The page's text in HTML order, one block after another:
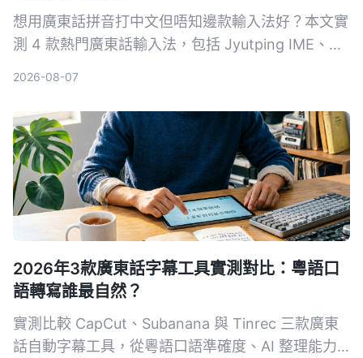
想用廣東話拼音打中文但唔知邊款輸入法好？本文實
測 4 款熱門廣東話輸入法，包括 Jyutping IME、網
適合嘅免費工具。
2026-08-07
2026年3款廣東話字幕工具實測對比：粵語口
語轉寫誰最自然？
實測比較 CapCut、Subanana 與 Tinrec 三款廣東
話自動字幕工具，從粵語口語準確度、AI 整理能力